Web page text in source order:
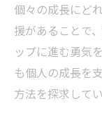
個々の成長にど
援があることで
ップに進む勇気
も個人の成長を
方法を探求して